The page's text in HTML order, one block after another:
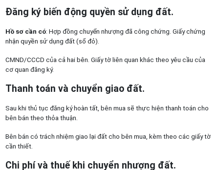
Đăng ký biến động quyền sử dụng đất.
Hồ sơ cần có: Hợp đồng chuyển nhượng đã công chứng. Giấy chứng
nhận quyền sử dụng đất (sổ đỏ).
CMND/CCCD của cả hai bên. Giấy tờ liên quan khác theo yêu cầu của
cơ quan đăng ký.
Thanh toán và chuyển giao đất.
Sau khi thủ tục đăng ký hoàn tất, bên mua sẽ thực hiện thanh toán cho
bên bán theo thỏa thuận.
Bên bán có trách nhiệm giao lại đất cho bên mua, kèm theo các giấy tờ
cần thiết.
Chi phí và thuế khi chuyển nhượng đất.